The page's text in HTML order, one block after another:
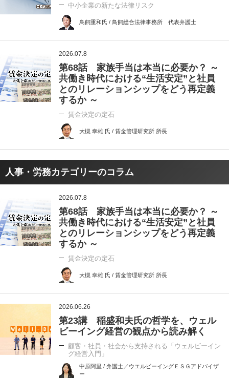
中小企業の新たな法律リスク
鳥飼重和氏 / 鳥飼総合法律事務所 代表弁護士
2026.07.8
第68話 家族手当は本当に必要か？ ～
共働き時代における“生活安定”と社員
とのリレーションシップをどう再定義
するか ～
賃金決定の定石
大槻 幸雄 氏 / 賃金管理研究所 所長
人事・労務カテゴリーのコラム
2026.07.8
第68話 家族手当は本当に必要か？ ～
共働き時代における“生活安定”と社員
とのリレーションシップをどう再定義
するか ～
賃金決定の定石
大槻 幸雄 氏 / 賃金管理研究所 所長
2026.06.26
第23講 稲盛和夫氏の哲学を、ウェル
ビーイング経営の観点から読み解く
顧客・社員・社会から支持される「ウェルビーイン
グ経営入門」
中原阿里 / 弁護士／ウエルビーイングＥＳＧアドバイザ
ー